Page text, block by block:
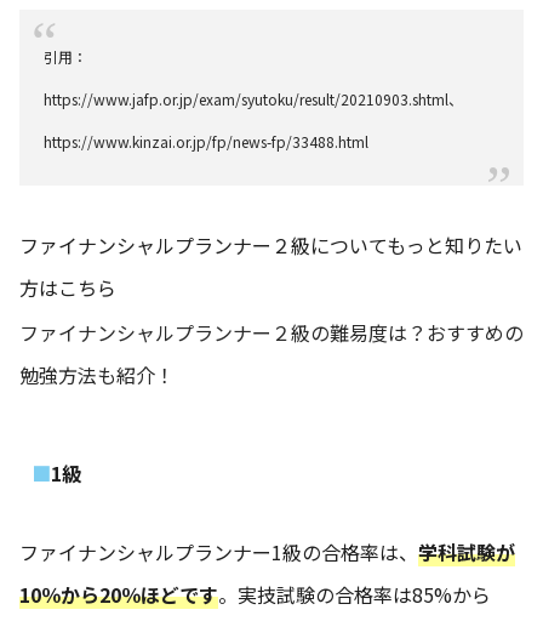
引用：
https://www.jafp.or.jp/exam/syutoku/result/20210903.shtml、
https://www.kinzai.or.jp/fp/news-fp/33488.html
ファイナンシャルプランナー２級についてもっと知りたい
方はこちら
ファイナンシャルプランナー２級の難易度は？おすすめの
勉強方法も紹介！
1級
ファイナンシャルプランナー1級の合格率は、 学科試験が
10％から20％ほどです。実技試験の合格率は85%から